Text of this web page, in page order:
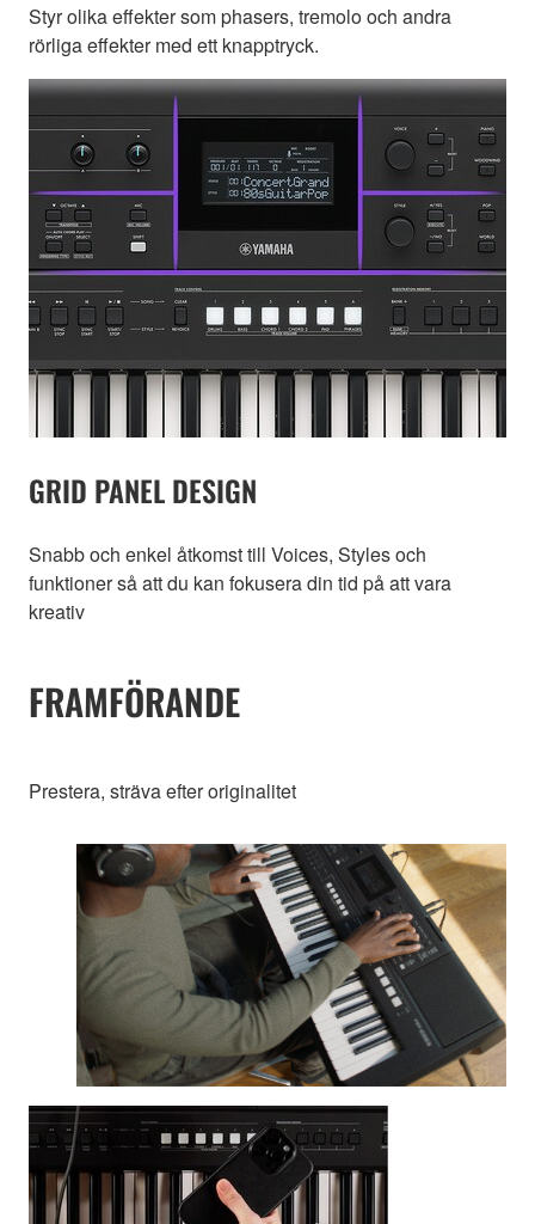
Styr olika effekter som phasers, tremolo och andra
rörliga effekter med ett knapptryck.
GRID PANEL DESIGN
Snabb och enkel åtkomst till Voices, Styles och
funktioner så att du kan fokusera din tid på att vara
kreativ
FRAMFÖRANDE
Prestera, sträva efter originalitet